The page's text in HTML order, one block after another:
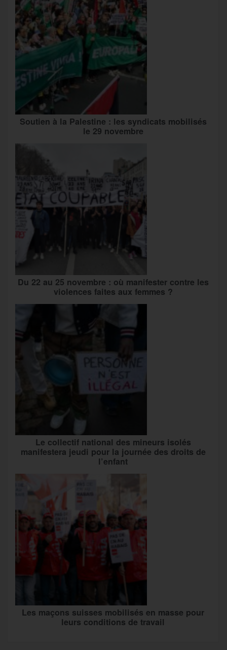
Soutien à la Palestine : les syndicats mobilisés
le 29 novembre
Du 22 au 25 novembre : où manifester contre les
violences faites aux femmes ?
Le collectif national des mineurs isolés
manifestera jeudi pour la journée des droits de
l’enfant
Les maçons suisses mobilisés en masse pour
leurs conditions de travail